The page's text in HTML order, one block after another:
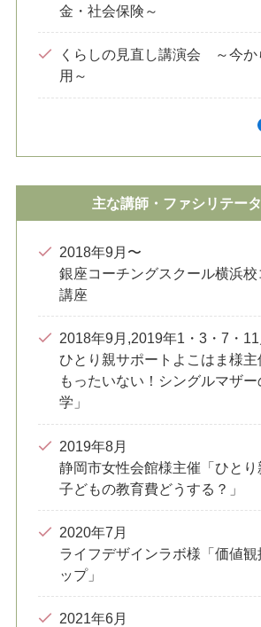
金・社会保険～
くらしの見直し講演会 ～今か
用～
主な講師・ファシリテー
2018年9月〜
銀座コーチングスクール横浜
講座
2018年9月,2019年1・3・7・11
ひとり親サポートよこはま様主
もったいない！シングルマザ
学」
2019年8月
静岡市女性会館様主催「ひと
子どもの教育費どうする？」
2020年7月
ライフデザインラボ様「価値観
ップ」
2021年6月